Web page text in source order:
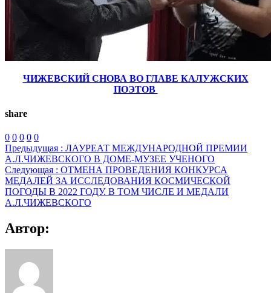
ЧИЖЕВСКИЙ СНОВА ВО ГЛАВЕ КАЛУЖСКИХ
ПОЭТОВ
share
0 0 0 0 0
Предыдущая : ЛАУРЕАТ МЕЖДУНАРОДНОЙ ПРЕМИИ
А.Л.ЧИЖЕВСКОГО В ДОМЕ-МУЗЕЕ УЧЕНОГО
Следующая : ОТМЕНА ПРОВЕДЕНИЯ КОНКУРСА
МЕДАЛЕЙ ЗА ИССЛЕДОВАНИЯ КОСМИЧЕСКОЙ
ПОГОДЫ В 2022 ГОДУ. В ТОМ ЧИСЛЕ И МЕДАЛИ
А.Л.ЧИЖЕВСКОГО
Автор: